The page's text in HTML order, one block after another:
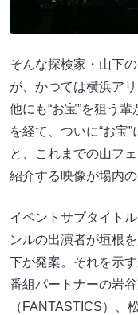
そんな探検家・山下
が、かつては横浜アリ
他にも“お宝”を狙う
を経て、ついに“お宝
と、これまでの山フ
紹介する映像が場内
イベントサブタイト
ンルの出演者が垣根
下が発案。それを示
番組パートナーの岩
（FANTASTICS）、